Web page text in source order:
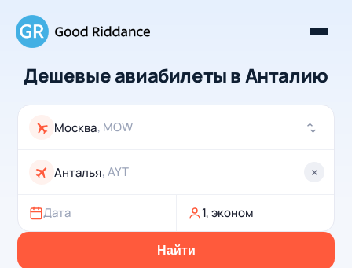
Дешевые авиабилеты в Анталию
, MOW ⇄
, AYT ×
Дата 1, эконом
Найти